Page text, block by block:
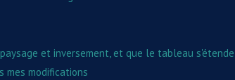
et inversement, et que le tableau
mes modifications